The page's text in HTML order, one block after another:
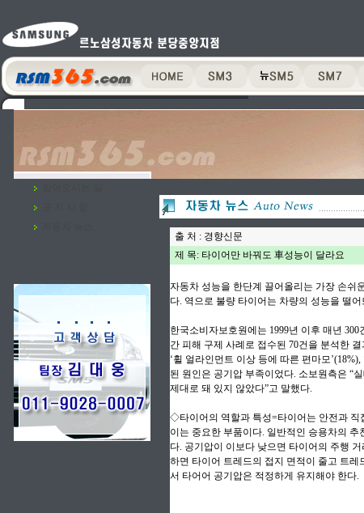
출 처 : 경향신문
제 목: 타이어만 바꿔도 車성능이 달라요
자동차 성능을 한단계 끌어올리는 가장 손쉬
다. 역으로 불량 타이어는 차량의 성능을 떨
한국소비자보호원에는 1999년 이후 매년
간 피해 구제 사례로 접수된 70건을 분석한
‘휠 얼라인먼트 이상 등에 따른 편마모
된 원인은 공기압 부족이었다. 소보원측은 “
제대로 돼 있지 않았다”고 말했다.
◇타이어의 역할과 특성=타이어는 안전과 직
이는 중요한 부품이다. 일반적인 승용차의 추
다. 공기압이 이보다 낮으면 타이어의 주행
하면 타이어 트레드의 접지 면적이 줄고 트
서 타어어 공기압은 적정하게 유지해야 한다.